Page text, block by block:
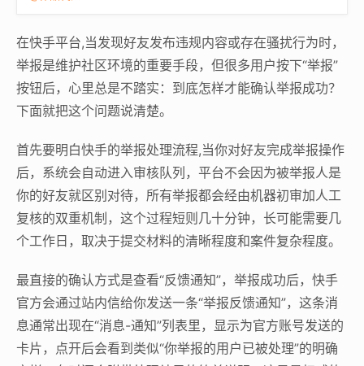
在快手平台,当发现好友发布违规内容或存在骚扰行为时，
举报是维护社区环境的重要手段，但很多用户按下“举报”
按钮后，心里总是不踏实：到底怎样才能确认举报成功？
下面就把这个问题说清楚。
首先要明白快手的举报处理流程,当你对好友完成举报操作
后，系统会自动进入审核队列，平台不会因为被举报人是
你的好友就区别对待，所有举报都会经由机器初审加人工
复核的双重机制，这个过程短则几十分钟，长可能需要几
个工作日，取决于提交材料的清晰程度和案件复杂程度。
最直接的确认方式是查看“反馈通知”，举报成功后，快手
官方会通过站内信给你发送一条“举报反馈通知”，这条消
息通常出现在“消息-通知”列表里，显示为官方账号发送的
卡片，点开后会看到类似“你举报的用户已被处理”的明确